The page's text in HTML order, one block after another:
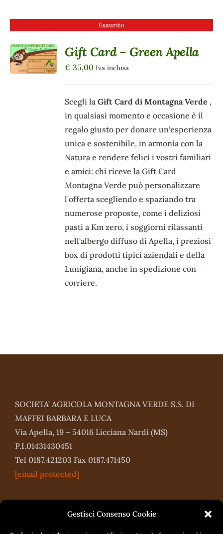
Gestisci Consenso Cookie
Esaurito
DETTAGLI
Gift Card – Green Apella
€ 35,00 Iva inclusa
Scegli laGift Card di Montagna Verde ,
in qualsiasi momento e occasione è il
regalo giusto per donare un’esperienza
unica e sostenibile, in armonia con la
Natura e rendere felici i vostri familiari
e amici: chi riceve la Gift Card
Montagna Verde può personalizzare
l'offerta scegliendo e spaziando tra
numerose proposte, come i deliziosi
pasti a Km zero, i soggiorni rilassanti
nell'albergo diffuso di Apella, i preziosi
box di prodotti tipici aziendali e della
Lunigiana, anche in spedizione con
corriere.
SOCIETA’ AGRICOLA MONTAGNA VERDE S.S. DI
MAFFEI BARBARA E LUCA
Via Apella, 19 – 54016 Licciana Nardi (MS)
P.I.01431430451
Tel 0187.421203 Fax 0187.471450
[email protected]